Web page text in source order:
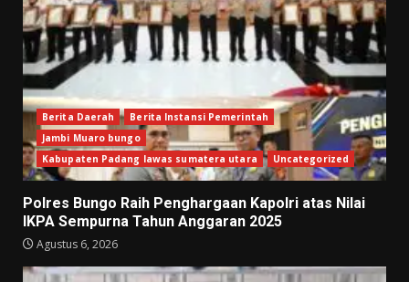
Berita Daerah
Berita Instansi Pemerintah
Jambi Muaro bungo
Kabupaten Padang lawas sumatera utara
Uncategorized
Polres Bungo Raih Penghargaan Kapolri atas Nilai
IKPA Sempurna Tahun Anggaran 2025
Agustus 6, 2026